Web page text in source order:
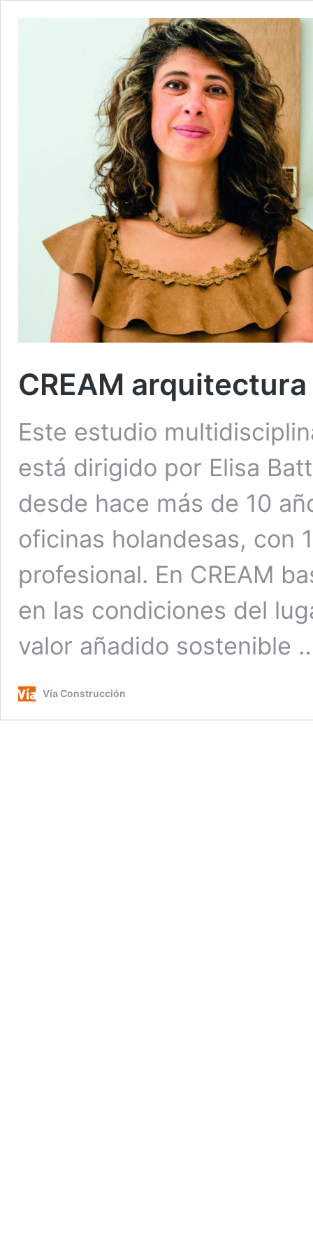
CREAM arquitectura
Este estudio
está dirigido por Elisa
desde hace más de 10
oficinas holandesas, con
profesional. En CREAM
en las condiciones del
valor añadido sostenible
Vía Construcción